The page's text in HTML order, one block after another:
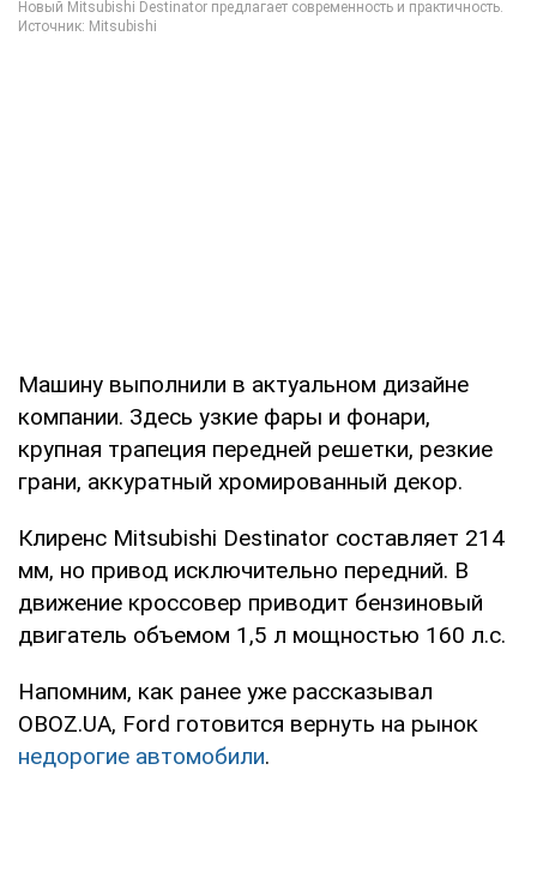
Машину выполнили в актуальном дизайне
компании. Здесь узкие фары и фонари,
крупная трапеция передней решетки, резкие
грани, аккуратный хромированный декор.
Клиренс Mitsubishi Destinator составляет 214
мм, но привод исключительно передний. В
движение кроссовер приводит бензиновый
двигатель объемом 1,5 л мощностью 160 л.с.
Напомним, как ранее уже рассказывал
OBOZ.UA, Ford готовится вернуть на рынок
недорогие автомобили.